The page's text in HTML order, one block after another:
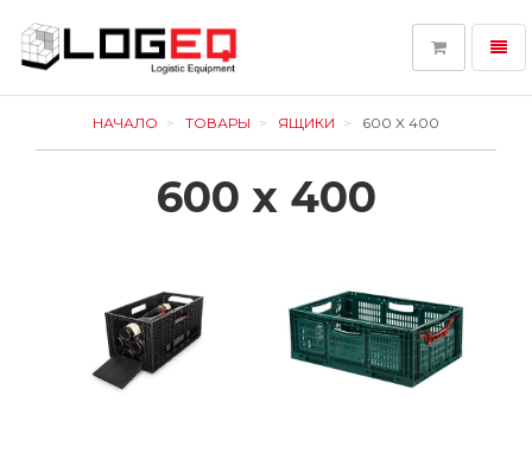
LOGEQ
НАЧАЛО ТОВАРЫ ЯЩИКИ 600 X 400
600 x 400